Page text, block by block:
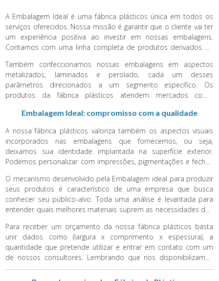
A Embalagem Ideal é uma fábrica plásticos única em todos os
serviços oferecidos. Nossa missão é garantir que o cliente vai ter
um experiência positiva ao investir em nossas embalagens.
Contamos com uma linha completa de produtos derivados da
entre outros.
Também confeccionamos nossas embalagens em aspectos
metalizados, laminados e perolado, cada um desses
parâmetros direcionados a um segmento específico. Os
produtos da fábrica plásticos atendem mercados como
outras. Viabilizamos compactar as tarefas do cotidiano
auxiliando na otimização do tempo e custos da sua corporação.
Embalagem Ideal: compromisso com a qualidade
A nossa fábrica plásticos valoriza também os aspectos visuais
incorporados nas embalagens que fornecemos, ou seja,
deixamos sua identidade implantada na superfície exterior.
Podemos personalizar com impressões, pigmentações e fechos
empresa necessita de embalagens com resistência e baixo
investimento, não deixe de solicitar um orçamento entrando em
contato com nossos profissões.
O mecanismo desenvolvido pela Embalagem ideal para produzir
seus produtos é característico de uma empresa que busca
conhecer seu público-alvo. Toda uma análise é levantada para
entender quais melhores materiais suprem as necessidades dos
para entender exatamente o que sua empresa procura para
flexibilizar seus negócios.
Para receber um orçamento da nossa fábrica plásticos basta
unir dados como (largura x comprimento x espessura), a
quantidade que pretende utilizar e entrar em contato com um
de nossos consultores. Lembrando que nos disponibilizamos
para qualquer dúvida e trabalhamos com encomendas
personalizadas de acordo com a necessidade da sua empresa e